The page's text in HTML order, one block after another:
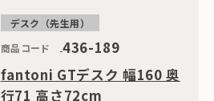
デスク（先生用）
商品コード
436-189
fantoni GTデスク 幅160 奥
行71 高さ72cm